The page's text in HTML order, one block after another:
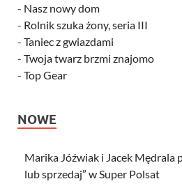
- Nasz nowy dom
- Rolnik szuka żony, seria III
- Taniec z gwiazdami
- Twoja twarz brzmi znajomo
- Top Gear
NOWE
Marika Jóźwiak i Jacek Mędrala
lub sprzedaj” w Super Polsat